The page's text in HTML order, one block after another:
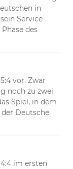
in
Service
des
vor. Zwar
noch zu zwei
Spiel, in dem
Deutsche
im ersten